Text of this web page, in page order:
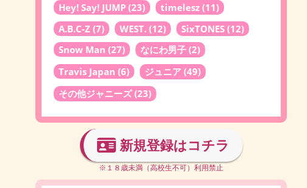
Hey! Say! JUMP (23) timelesz (11)
A.B.C-Z (7) WEST. (12) SixTONES (12)
Snow Man (27) なにわ男子 (2)
Travis Japan (6) ジュニア (49)
その他ジャニーズ(23)
新規登録はコチラ
※１８歳未満（高校生不可）利用禁止